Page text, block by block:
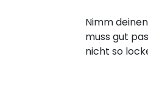
Nimm
muss gut
nicht so